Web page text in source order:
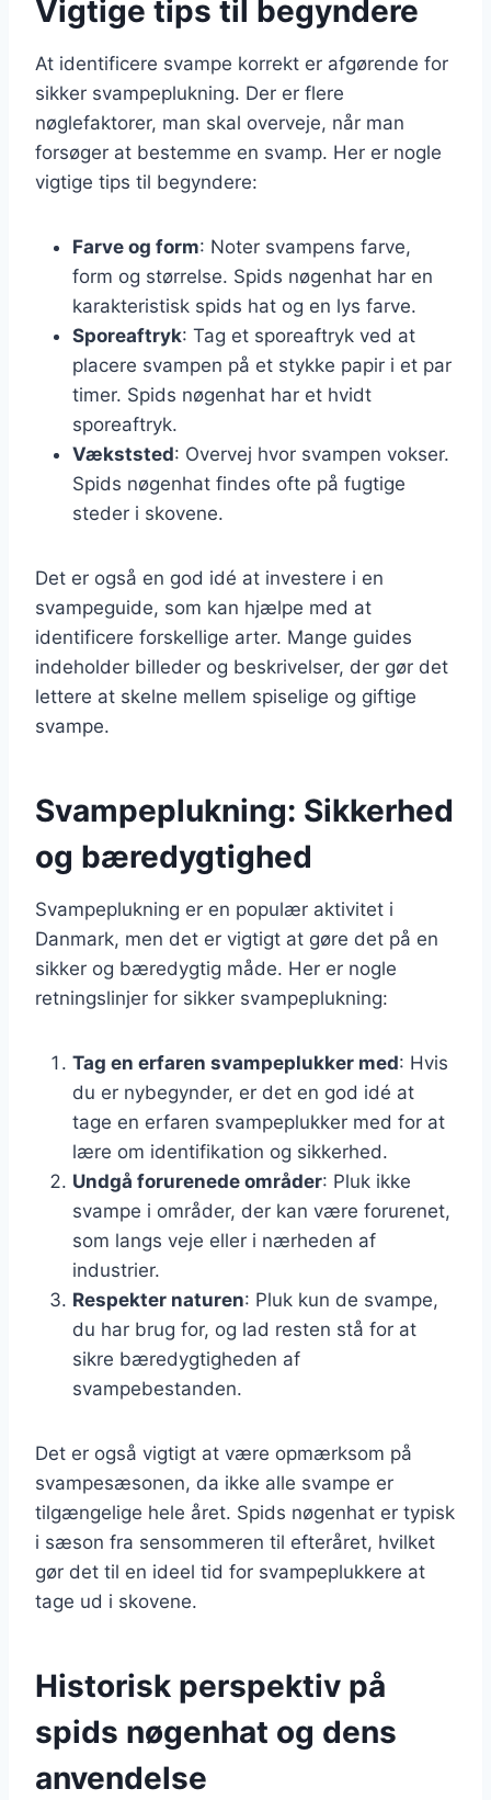
Vigtige tips til begyndere
At identificere svampe korrekt er afgørende for
sikker svampeplukning. Der er flere
nøglefaktorer, man skal overveje, når man
forsøger at bestemme en svamp. Her er nogle
vigtige tips til begyndere:
Farve og form: Noter svampens farve,
form og størrelse. Spids nøgenhat har en
karakteristisk spids hat og en lys farve.
Sporeaftryk: Tag et sporeaftryk ved at
placere svampen på et stykke papir i et par
timer. Spids nøgenhat har et hvidt
sporeaftryk.
Vækststed: Overvej hvor svampen vokser.
Spids nøgenhat findes ofte på fugtige
steder i skovene.
Det er også en god idé at investere i en
svampeguide, som kan hjælpe med at
identificere forskellige arter. Mange guides
indeholder billeder og beskrivelser, der gør det
lettere at skelne mellem spiselige og giftige
svampe.
Svampeplukning: Sikkerhed
og bæredygtighed
Svampeplukning er en populær aktivitet i
Danmark, men det er vigtigt at gøre det på en
sikker og bæredygtig måde. Her er nogle
retningslinjer for sikker svampeplukning:
Tag en erfaren svampeplukker med: Hvis
du er nybegynder, er det en god idé at
tage en erfaren svampeplukker med for at
lære om identifikation og sikkerhed.
Undgå forurenede områder: Pluk ikke
svampe i områder, der kan være forurenet,
som langs veje eller i nærheden af
industrier.
Respekter naturen: Pluk kun de svampe,
du har brug for, og lad resten stå for at
sikre bæredygtigheden af
svampebestanden.
Det er også vigtigt at være opmærksom på
svampesæsonen, da ikke alle svampe er
tilgængelige hele året. Spids nøgenhat er typisk
i sæson fra sensommeren til efteråret, hvilket
gør det til en ideel tid for svampeplukkere at
tage ud i skovene.
Historisk perspektiv på
spids nøgenhat og dens
anvendelse